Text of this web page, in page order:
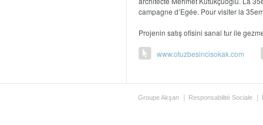
campagne d’Egée. Pour visiter la
Projenin satış ofisini sanal tur ile
www.otuzbesincisokak.com
Groupe Akşan Responsabilité Sociale